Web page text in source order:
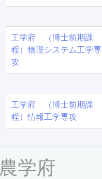
工学府 （博士前期課
程）物理システム工学専
攻
工学府 （博士前期課
程）情報工学専攻
農学府